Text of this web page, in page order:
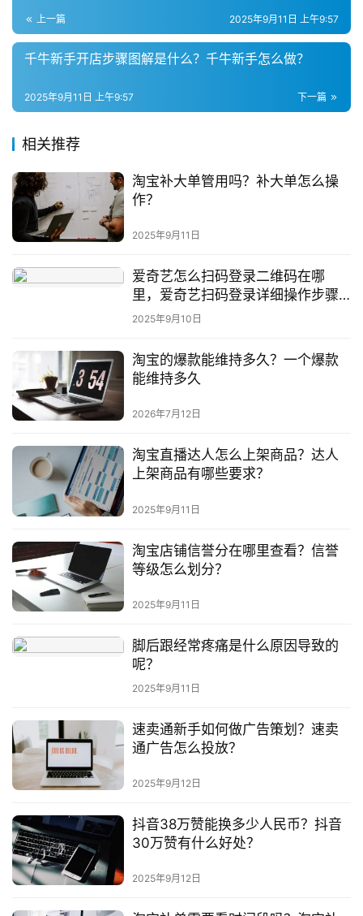
广
私
社
答
社
区
上一篇 2025年9月11日 上午9:57
千牛新手开店步骤图解是什么？千牛新手怎么做？
下一篇
2025年9月11日 上午9:57
相关推荐
淘宝补大单管用吗？补大单怎么操
作？
2025年9月11日
爱奇艺怎么扫码登录二维码在哪
里，爱奇艺扫码登录详细操作步骤
解析
2025年9月10日
淘宝的爆款能维持多久？一个爆款
能维持多久
2026年7月12日
淘宝直播达人怎么上架商品？达人
上架商品有哪些要求？
2025年9月11日
淘宝店铺信誉分在哪里查看？信誉
等级怎么划分？
2025年9月11日
脚后跟经常疼痛是什么原因导致的
呢？
2025年9月11日
速卖通新手如何做广告策划？速卖
通广告怎么投放？
2025年9月12日
抖音38万赞能换多少人民币？抖音
30万赞有什么好处？
2025年9月12日